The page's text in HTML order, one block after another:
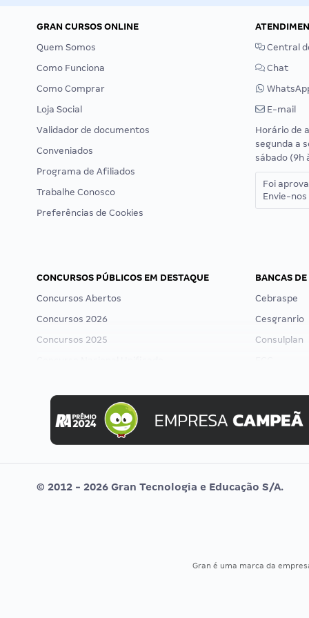
GRAN CURSOS ONLINE
Quem Somos
Como Funciona
Como Comprar
Loja Social
Validador de documentos
Conveniados
Programa de Afiliados
Trabalhe Conosco
Preferências de Cookies
Central
Chat
E-mail
Horário de
segunda a
sábado (9h
Foi
Envie-
CONCURSOS PÚBLICOS EM DESTAQUE
Concursos Abertos
Concursos 2026
Concursos 2025
Concurso MPU
Editais publicados
BANCAS
Cebraspe
Cesgranrio
Consulplan
Selecon
Uniase
Vunesp
© 2012 - 2026 Gran Tecnologia e Educação S/A.
Gran é uma marca da